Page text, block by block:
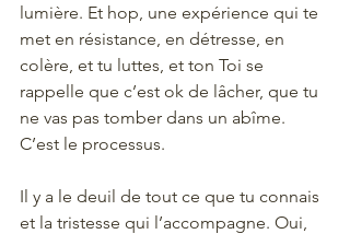
lumière. Et hop, une expérience qui te
met en résistance, en détresse, en
colère, et tu luttes, et ton Toi se
rappelle que c’est ok de lâcher, que tu
ne vas pas tomber dans un abîme.
C’est le processus.
Il y a le deuil de tout ce que tu connais
et la tristesse qui l’accompagne. Oui,